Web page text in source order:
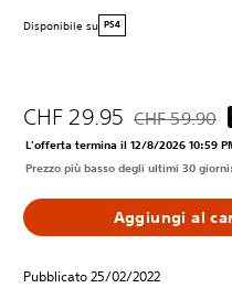
Disponibile su PS4
CHF 29.95 Scontato dal
CHF 59.90
L'offerta termina il 12/8/2026 10:59
Prezzo più basso degli ultimi 30
Aggiungi al
Pubblicato 25/02/2022